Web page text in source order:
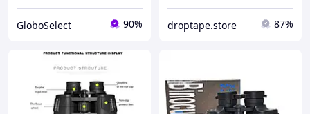
GloboSelect 90% droptape.store 87%